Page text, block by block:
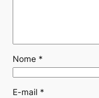
Nome *
E-mail *